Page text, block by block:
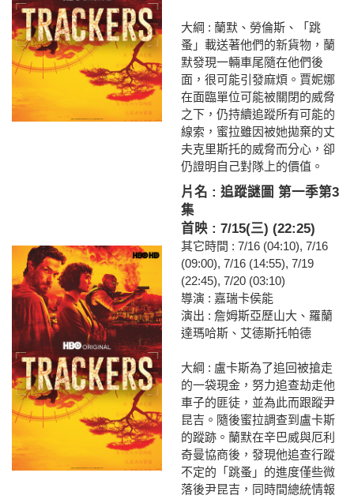
大綱 : 蘭默、勞倫斯、「跳
蚤」載送著他們的新貨物，蘭
默發現一輛車尾隨在他們後
面，很可能引發麻煩。賈妮娜
在面臨單位可能被關閉的威脅
之下，仍持續追蹤所有可能的
線索，蜜拉雖因被她拋棄的丈
夫克里斯托的威脅而分心，卻
仍證明自己對隊上的價值。
片名 : 追蹤謎圖 第一季第3
集
首映 : 7/15(三) (22:25)
其它時間 : 7/16 (04:10), 7/16
(09:00), 7/16 (14:55), 7/19
(22:45), 7/20 (03:10)
導演 : 嘉瑞卡侯能
演出 : 詹姆斯亞歷山大、羅蘭
達瑪哈斯、艾德斯托帕德
大綱 : 盧卡斯為了追回被搶走
的一袋現金，努力追查劫走他
車子的匪徒，並為此而跟蹤尹
昆吉。隨後蜜拉調查到盧卡斯
的蹤跡。蘭默在辛巴威與厄利
奇曼協商後，發現他追查行蹤
不定的「跳蚤」的進度僅些微
落後尹昆吉，同時間總統情報